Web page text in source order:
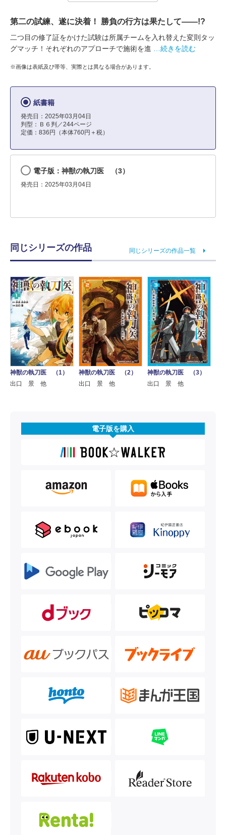
第二の試練、遂に決着！ 勝負の行方は果たして――!?
二つ目の修了証をかけた試験は所属チームを入れ替えた変則タッ
グマッチ！それぞれのアプローチで施術を進
…続きを読む
※画像は表紙及び帯等、実際とは異なる場合があります。
紙書籍
発売日：2025年03月04日
判型：Ｂ６判／244ページ
定価：836円（本体760円＋税）
電子版：神獣の執刀医 （3）
発売日：2025年03月04日
同じシリーズの作品 同じシリーズの作品一覧
神獣の執刀医 （1）
出口 景 他
神獣の執刀医 （2）
出口 景 他
神獣の執刀医 （3）
出口 景 他
電子版を購入